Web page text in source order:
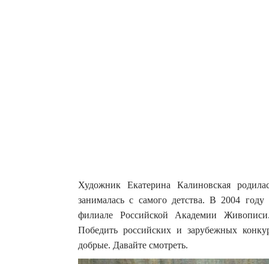
Художник Екатерина Калиновская
занималась с самого детства. В 2004
филиале Российской Академии
Победить российских и зарубежных
добрые. Давайте смотреть.